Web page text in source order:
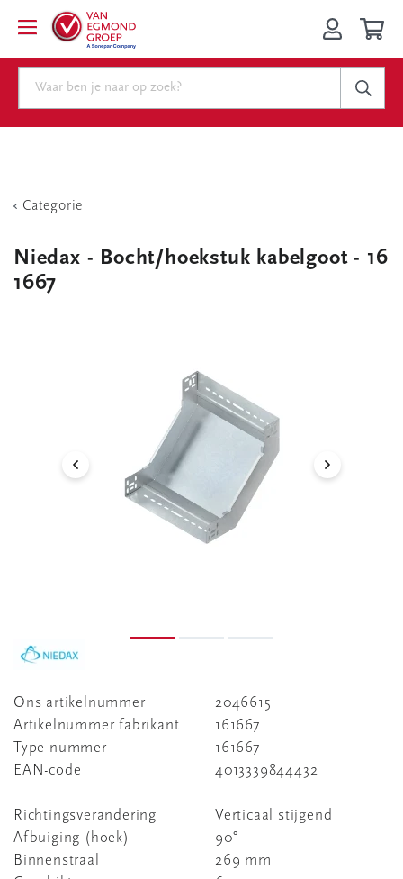
Categorie
Niedax - Bocht/hoekstuk kabelgoot - 16
1667
Ons artikelnummer
2046615
Artikelnummer fabrikant
161667
Type nummer
161667
EAN-code
4013339844432
Richtingsverandering
Verticaal stijgend
Afbuiging (hoek)
90°
Binnenstraal
269 mm